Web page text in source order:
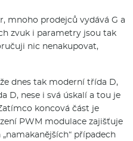
mnoho prodejců vydává G a
zvuk i parametry jsou tak
nic nenakupovat,
dnes tak moderní třída D,
D, nese i svá úskalí a tou je
koncová část je
PWM modulace zajišťuje
případech